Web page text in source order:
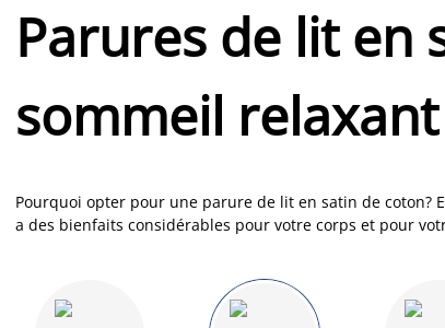
Parures de lit en
sommeil relaxant
Pourquoi opter pour une parure de lit en satin de coton?
a des bienfaits considérables pour votre corps et pour
nombreux motifs. Soyez ainsi sûr.e de trouver celle qui
plus de vous apporter un sommeil plus serein et plus